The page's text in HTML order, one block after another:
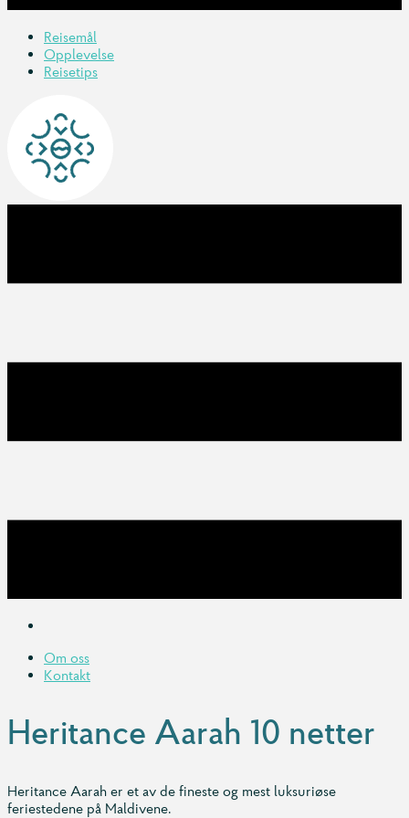
Reisemål
Opplevelse
Reisetips
Om oss
Kontakt
Heritance Aarah 10 netter
Heritance Aarah er et av de fineste og mest luksuriøse
feriestedene på Maldivene.